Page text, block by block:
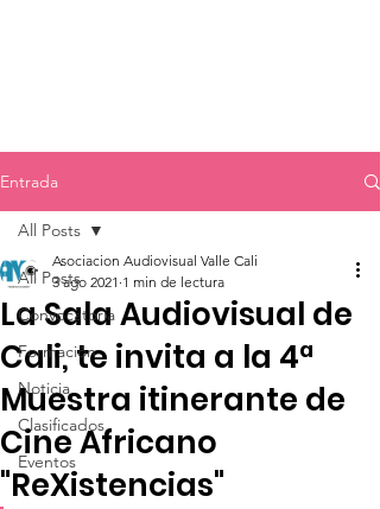
Entrada
All Posts
Convocatoria
Formación
Noticia
Clasificados
Eventos
All Posts
La Sala Audiovisual de
Cali, te invita a la 4ª
Muestra itinerante de
Cine Africano
"ReXistencias"
Asociacion Audiovisual Valle Cali
3 ago 2021 1 min de lectura